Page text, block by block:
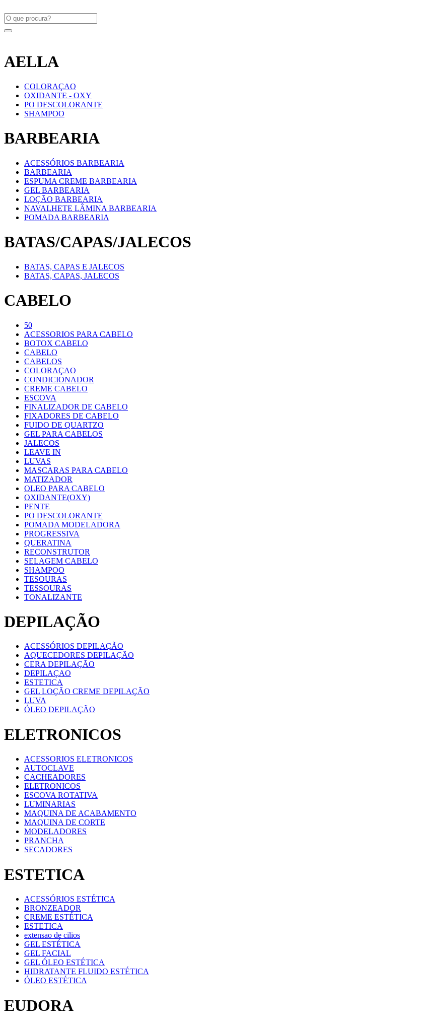
AELLA
COLORAÇAO
OXIDANTE - OXY
PO DESCOLORANTE
SHAMPOO
BARBEARIA
ACESSÓRIOS BARBEARIA
BARBEARIA
ESPUMA CREME BARBEARIA
GEL BARBEARIA
LOÇÃO BARBEARIA
NAVALHETE LÂMINA BARBEARIA
POMADA BARBEARIA
BATAS/CAPAS/JALECOS
BATAS, CAPAS E JALECOS
BATAS, CAPAS, JALECOS
CABELO
50
ACESSORIOS PARA CABELO
BOTOX CABELO
CABELO
CABELOS
COLORAÇAO
CONDICIONADOR
CREME CABELO
ESCOVA
FINALIZADOR DE CABELO
FIXADORES DE CABELO
FUIDO DE QUARTZO
GEL PARA CABELOS
JALECOS
LEAVE IN
LUVAS
MASCARAS PARA CABELO
MATIZADOR
OLEO PARA CABELO
OXIDANTE(OXY)
PENTE
PO DESCOLORANTE
POMADA MODELADORA
PROGRESSIVA
QUERATINA
RECONSTRUTOR
SELAGEM CABELO
SHAMPOO
TESOURAS
TESSOURAS
TONALIZANTE
DEPILAÇÃO
ACESSÓRIOS DEPILAÇÃO
AQUECEDORES DEPILAÇÃO
CERA DEPILAÇÃO
DEPILAÇAO
ESTETICA
GEL LOÇÃO CREME DEPILAÇÃO
LUVA
ÓLEO DEPILAÇÃO
ELETRONICOS
ACESSORIOS ELETRONICOS
AUTOCLAVE
CACHEADORES
ELETRONICOS
ESCOVA ROTATIVA
LUMINARIAS
MAQUINA DE ACABAMENTO
MAQUINA DE CORTE
MODELADORES
PRANCHA
SECADORES
ESTETICA
ACESSÓRIOS ESTÉTICA
BRONZEADOR
CREME ESTÉTICA
ESTETICA
extensao de cilios
GEL ESTÉTICA
GEL FACIAL
GEL ÓLEO ESTÉTICA
HIDRATANTE FLUIDO ESTÉTICA
ÓLEO ESTÉTICA
EUDORA